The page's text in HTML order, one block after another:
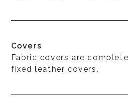
Covers
Fabric covers are
fixed leather covers.